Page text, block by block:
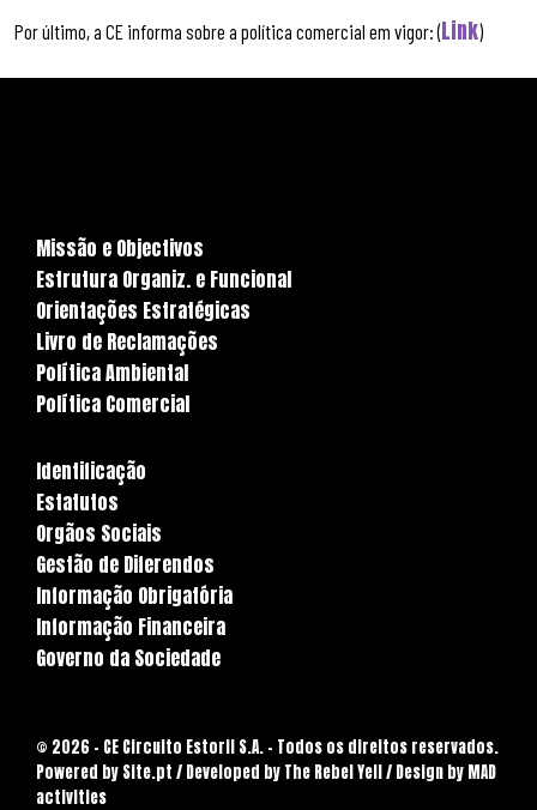
Por último, a CE informa sobre a política comercial em vigor: (Link)
Missão e Objectivos
Estrutura Organiz. e Funcional
Orientações Estratégicas
Livro de Reclamações
Política Ambiental
Política Comercial
Identificação
Estatutos
Orgãos Sociais
Gestão de Diferendos
Informação Obrigatória
Informação Financeira
Governo da Sociedade
© 2026 - CE Circuito Estoril S.A. - Todos os direitos reservados.
Powered by Site.pt / Developed by The Rebel Yell / Design by MAD
activities